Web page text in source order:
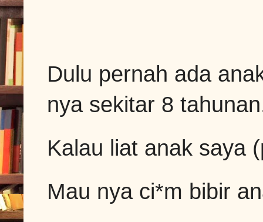
Dulu pernah ada
nya sekitar 8
Kalau liat anak saya
Mau nya ci*m bibir